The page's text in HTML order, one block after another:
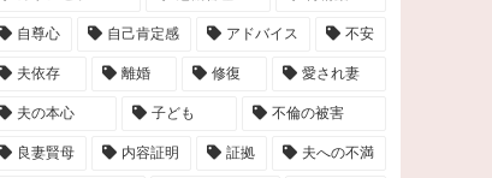
自尊心 自己肯定感 アドバイス 不安
夫依存 離婚 修復 愛され妻
夫の本心 子ども 不倫の被害
良妻賢母 内容証明 証拠 夫への不満